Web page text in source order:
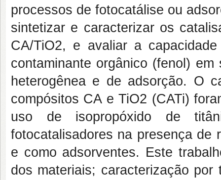
processos de fotocatálise ou
sintetizar e caracterizar os
CA/TiO2, e avaliar a
contaminante orgânico (fenol)
heterogênea e de adsorção. O
compósitos CA e TiO2 (CATi)
uso de isopropóxido de
fotocatalisadores na presença de
e como adsorventes. Este
dos materiais; caracterização